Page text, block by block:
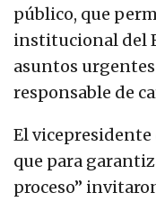
público, que
institucional del
asuntos
responsable de
El vicepresidente
que para
proceso”